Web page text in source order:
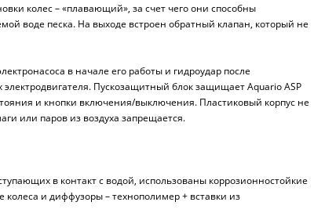
колес – «плавающий», за счет чего они способны
воде песка. На выходе встроен обратный клапан, который не
в начале его работы и гидроудар после
Пускозащитный блок защищает Aquario ASP
и кнопки включения/выключения. Пластиковый корпус не
или паров из воздуха запрещается.
в контакт с водой, использованы коррозионностойкие
и диффузоры – технополимер + вставки из